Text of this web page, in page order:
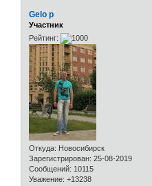
Gelo p
Участник
Рейтинг:
Откуда: Новосибирск
Зарегистрирован: 25-08-2019
Сообщений: 10115
Уважение: +13238